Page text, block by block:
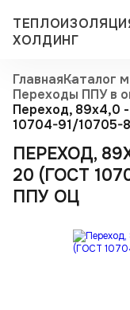
ХОЛДИНГ
ГлавнаяКаталог
Переходы ППУ в
Переход, 89х4,0
10704-91/10705-
ПЕРЕХОД,
20 (ГОСТ
ППУ ОЦ